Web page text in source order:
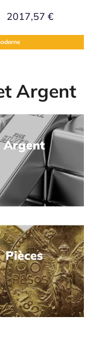
2017,57 €
Argent
Argent
Pièces